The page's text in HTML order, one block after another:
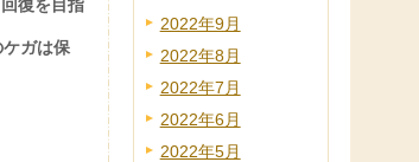
復を目指
ガは保
2022年9月
2022年8月
2022年7月
2022年6月
2022年5月